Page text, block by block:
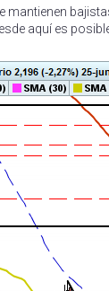
mantienen
aquí es